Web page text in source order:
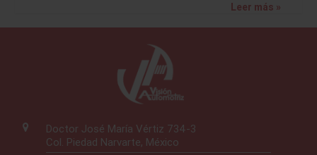
Leer más »
Doctor José María Vértiz 734-3
Col. Piedad Narvarte, México